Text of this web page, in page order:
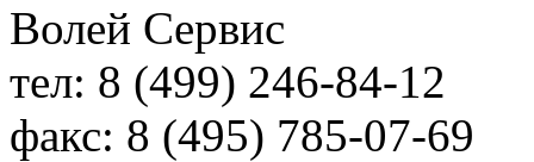
Волей Сервис
тел: 8 (499) 246-84-12
факс: 8 (495) 785-07-69